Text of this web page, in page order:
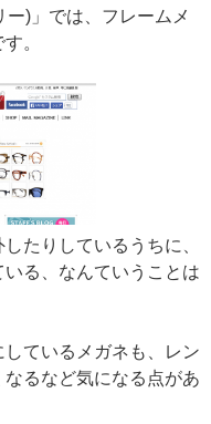
)」では、フレームメ
。
たりしているうちに、
る、なんていうことは
ているメガネも、レン
るなど気になる点があ